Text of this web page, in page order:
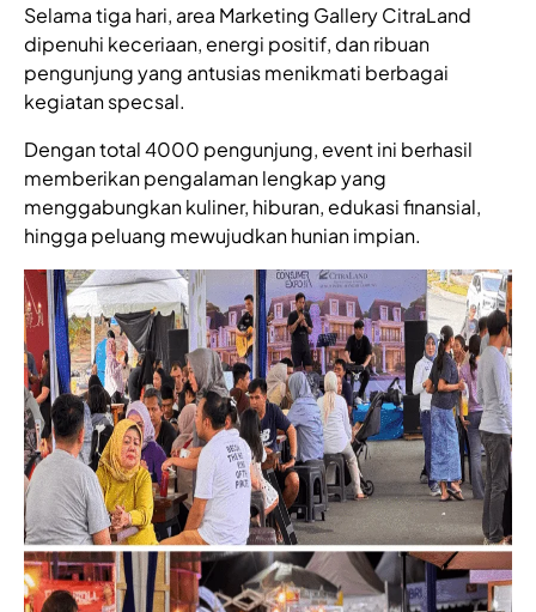
Selama tiga hari, area Marketing Gallery CitraLand
dipenuhi keceriaan, energi positif, dan ribuan
pengunjung yang antusias menikmati berbagai
kegiatan specsal.
Dengan total 4000 pengunjung, event ini berhasil
memberikan pengalaman lengkap yang
menggabungkan kuliner, hiburan, edukasi finansial,
hingga peluang mewujudkan hunian impian.